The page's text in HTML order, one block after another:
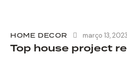
HOME DECOR março 13, 2023
Top house project